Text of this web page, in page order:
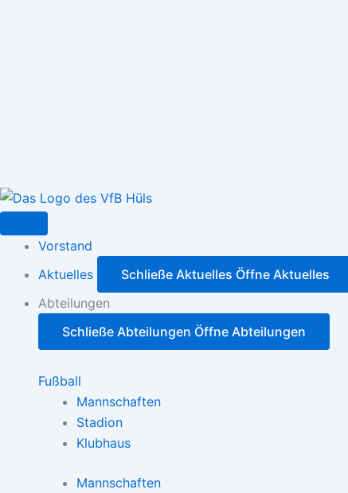
Vorstand
Aktuelles
Schließe Aktuelles Öffne Aktuelles
Abteilungen
Schließe Abteilungen Öffne Abteilungen
Fußball
Mannschaften
Stadion
Klubhaus
Mannschaften